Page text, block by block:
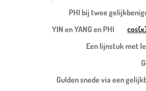
PHI bij twee
YIN en YANG en PHI
Een lijnstuk met
Gulden snede via een